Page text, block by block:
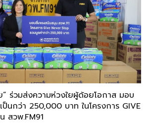
” ร่วมส่งความห่วงใยผู้ด้อยโอกาส มอบ
นกว่า 250,000 บาท ในโครงการ GIVE
สวพ.FM91